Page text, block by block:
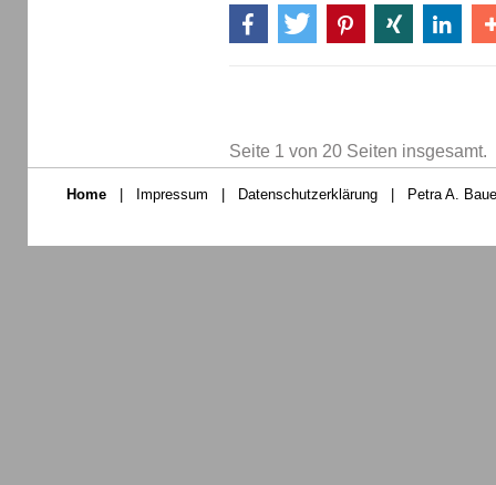
Seite 1 von 20 Seiten insgesamt.
Home Impressum Datenschutzerklärung Petra A.